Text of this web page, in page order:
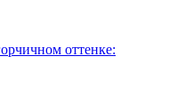
оттенке: